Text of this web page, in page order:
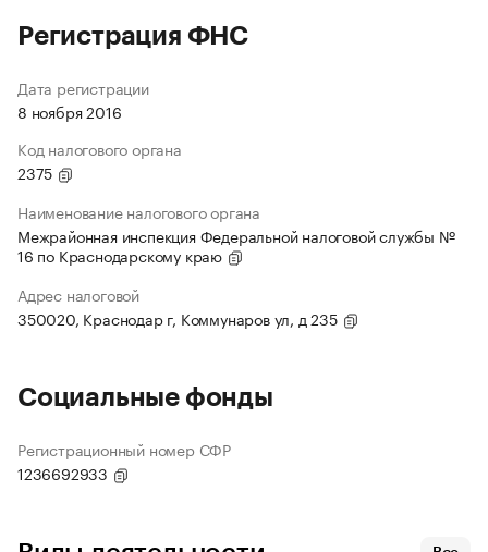
Регистрация ФНС
Дата регистрации
8 ноября 2016
Код налогового органа
2375
Наименование налогового органа
Межрайонная инспекция Федеральной налоговой службы №
16 по Краснодарскому краю
Адрес налоговой
350020, Краснодар г, Коммунаров ул, д 235
Социальные фонды
Регистрационный номер СФР
1236692933